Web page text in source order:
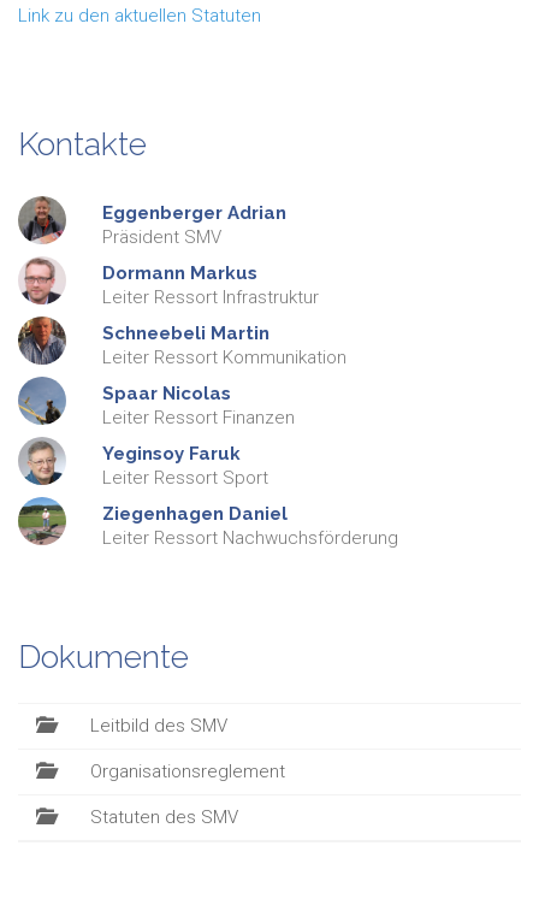
Link zu den aktuellen Statuten
Kontakte
Eggenberger Adrian
Präsident SMV
Dormann Markus
Leiter Ressort Infrastruktur
Schneebeli Martin
Leiter Ressort Kommunikation
Spaar Nicolas
Leiter Ressort Finanzen
Yeginsoy Faruk
Leiter Ressort Sport
Ziegenhagen Daniel
Leiter Ressort Nachwuchsförderung
Dokumente
Leitbild des SMV
Organisationsreglement
Statuten des SMV